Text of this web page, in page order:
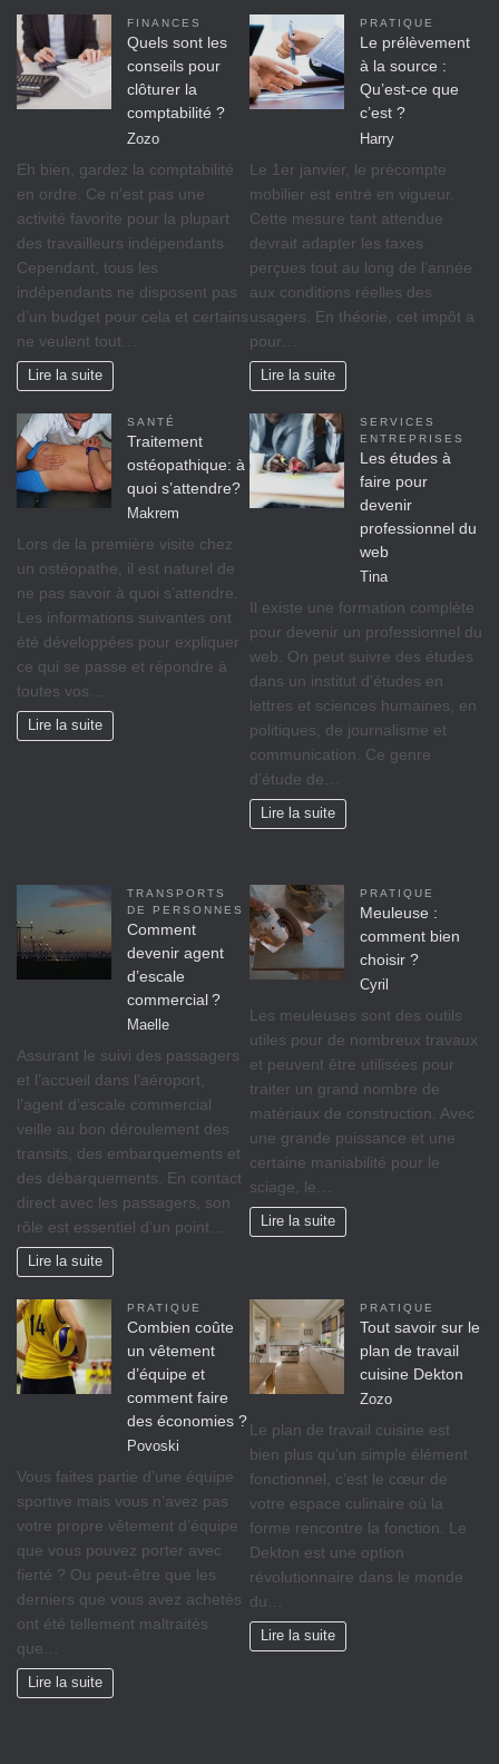
FINANCES
Quels sont les
conseils pour
clôturer la
comptabilité ?
Zozo
Eh bien, gardez la comptabilité
en ordre. Ce n’est pas une
activité favorite pour la plupart
des travailleurs indépendants.
Cependant, tous les
indépendants ne disposent pas
d’un budget pour cela et certains
ne veulent tout…
Lire la suite
PRATIQUE
Le prélèvement
à la source :
Qu’est-ce que
c’est ?
Harry
Le 1er janvier, le précompte
mobilier est entré en vigueur.
Cette mesure tant attendue
devrait adapter les taxes
perçues tout au long de l’année
aux conditions réelles des
usagers. En théorie, cet impôt a
pour…
Lire la suite
SANTÉ
Traitement
ostéopathique: à
quoi s’attendre?
Makrem
Lors de la première visite chez
un ostéopathe, il est naturel de
ne pas savoir à quoi s’attendre.
Les informations suivantes ont
été développées pour expliquer
ce qui se passe et répondre à
toutes vos…
Lire la suite
SERVICES
ENTREPRISES
Les études à
faire pour
devenir
professionnel du
web
Tina
Il existe une formation complète
pour devenir un professionnel du
web. On peut suivre des études
dans un institut d’études en
lettres et sciences humaines, en
politiques, de journalisme et
communication. Ce genre
d’étude de…
Lire la suite
TRANSPORTS
DE PERSONNES
Comment
devenir agent
d’escale
commercial ?
Maelle
Assurant le suivi des passagers
et l’accueil dans l’aéroport,
l’agent d’escale commercial
veille au bon déroulement des
transits, des embarquements et
des débarquements. En contact
direct avec les passagers, son
rôle est essentiel d’un point…
Lire la suite
PRATIQUE
Meuleuse :
comment bien
choisir ?
Cyril
Les meuleuses sont des outils
utiles pour de nombreux travaux
et peuvent être utilisées pour
traiter un grand nombre de
matériaux de construction. Avec
une grande puissance et une
certaine maniabilité pour le
sciage, le…
Lire la suite
PRATIQUE
Combien coûte
un vêtement
d’équipe et
comment faire
des économies ?
Povoski
Vous faites partie d’une équipe
sportive mais vous n’avez pas
votre propre vêtement d’équipe
que vous pouvez porter avec
fierté ? Ou peut-être que les
derniers que vous avez achetés
ont été tellement maltraités
que…
Lire la suite
PRATIQUE
Tout savoir sur le
plan de travail
cuisine Dekton
Zozo
Le plan de travail cuisine est
bien plus qu’un simple élément
fonctionnel, c’est le cœur de
votre espace culinaire où la
forme rencontre la fonction. Le
Dekton est une option
révolutionnaire dans le monde
du…
Lire la suite